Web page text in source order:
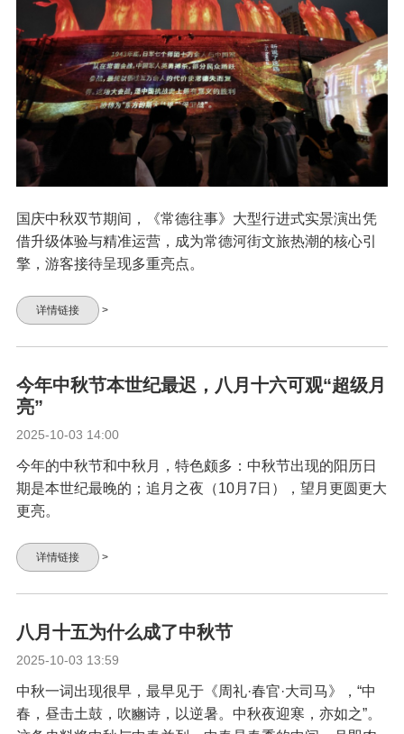
国庆中秋双节期间，《常德往事》大型行进式实景演出凭
借升级体验与精准运营，成为常德河街文旅热潮的核心引
擎，游客接待呈现多重亮点。​
详情链接 >
今年中秋节本世纪最迟，八月十六可观“超级月
亮”
2025-10-03 14:00
今年的中秋节和中秋月，特色颇多：中秋节出现的阳历日
期是本世纪最晚的；追月之夜（10月7日），望月更圆更大
更亮。
详情链接 >
八月十五为什么成了中秋节
2025-10-03 13:59
中秋一词出现很早，最早见于《周礼·春官·大司马》，“中
春，昼击土鼓，吹豳诗，以逆暑。中秋夜迎寒，亦如之”。